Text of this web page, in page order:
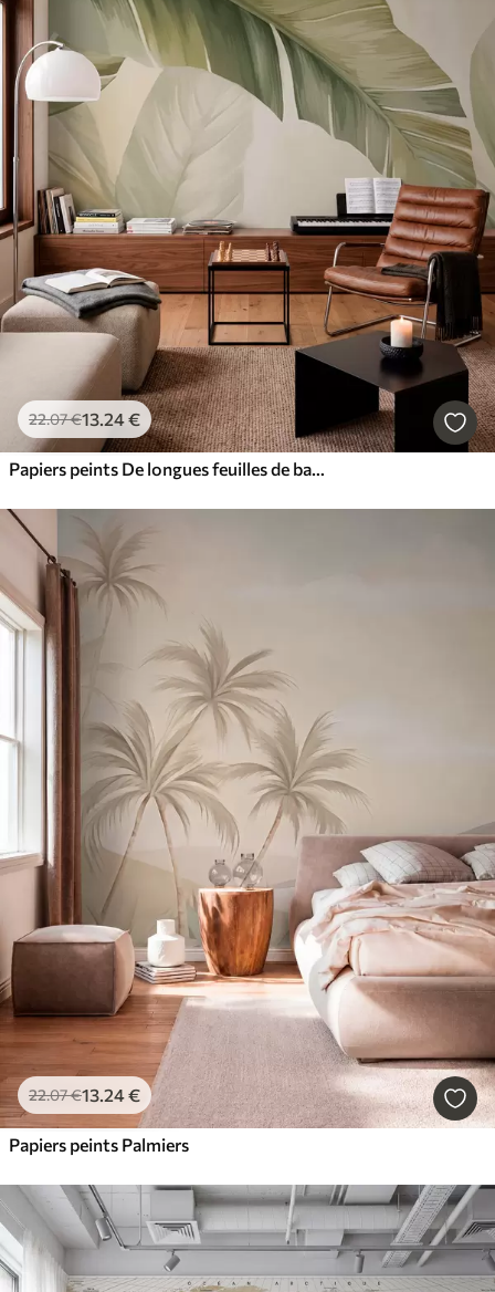
22.07€13.24€
Papiers peints De longues feuilles de bananier
22.07€13.24€
Papiers peints Palmiers